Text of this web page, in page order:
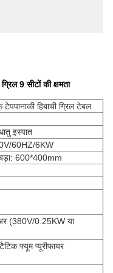
9 सीटों की क्षमता
हिबाची ग्रिल टेबल
इस्पात
60HZ/6KW
600*400mm
(380V/0.25KW या
फ्यूम प्यूरीफायर